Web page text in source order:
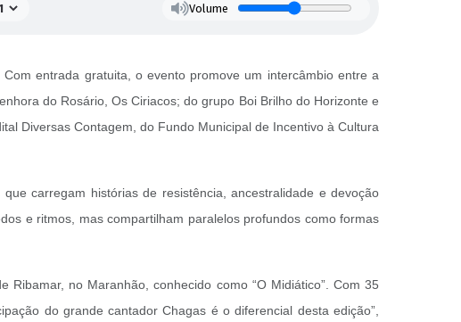
Volume
entrada gratuita, o evento promove um intercâmbio entre a
do Rosário, Os Ciriacos; do grupo Boi Brilho do Horizonte e
Diversas Contagem, do Fundo Municipal de Incentivo à Cultura
carregam histórias de resistência, ancestralidade e devoção
e ritmos, mas compartilham paralelos profundos como formas
no Maranhão, conhecido como “O Midiático”. Com 35
do grande cantador Chagas é o diferencial desta edição”,